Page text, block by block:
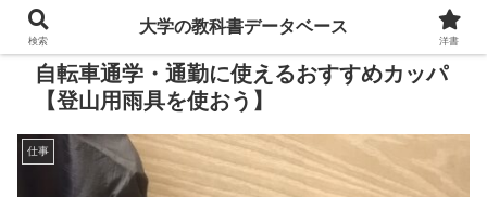
自転車通学・通勤に使えるおすすめカッパ
【登山用雨具を使おう】
仕事
検索
大学の教科書データベース
洋書